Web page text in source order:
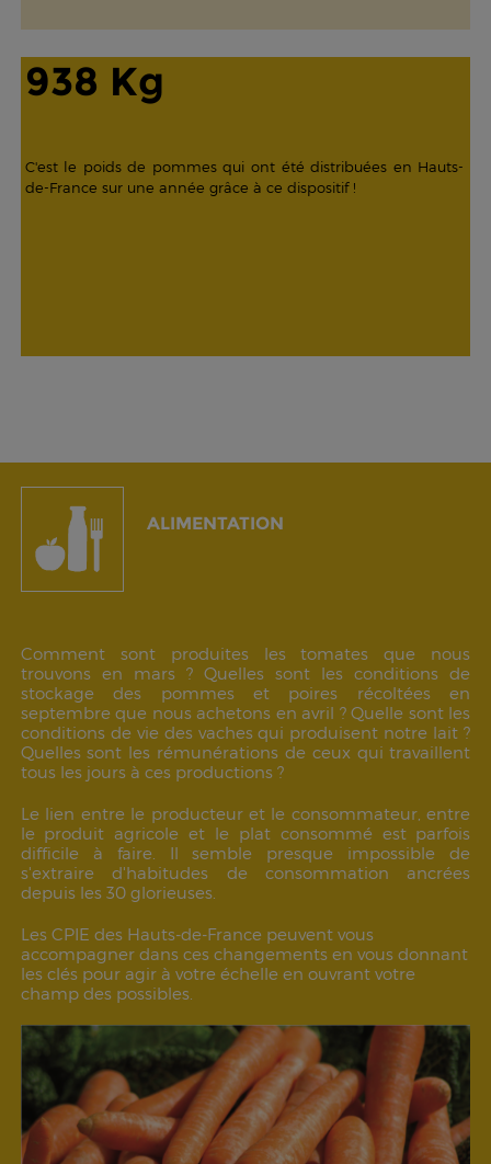
938 Kg
C'est le poids de pommes qui ont été distribuées en Hauts-
de-France sur une année grâce à ce dispositif !
ALIMENTATION
Comment sont produites les tomates que nous
trouvons en mars ? Quelles sont les conditions de
stockage des pommes et poires récoltées en
septembre que nous achetons en avril ? Quelle sont les
conditions de vie des vaches qui produisent notre lait ?
Quelles sont les rémunérations de ceux qui travaillent
tous les jours à ces productions ?
Le lien entre le producteur et le consommateur, entre
le produit agricole et le plat consommé est parfois
difficile à faire. Il semble presque impossible de
s'extraire d'habitudes de consommation ancrées
depuis les 30 glorieuses.
Les CPIE des Hauts-de-France peuvent vous
accompagner dans ces changements en vous donnant
les clés pour agir à votre échelle en ouvrant votre
champ des possibles.